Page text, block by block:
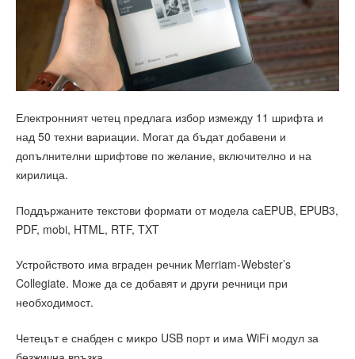
Електронният четец предлага избор измежду 11 шрифта и
над 50 техни вариации. Могат да бъдат добавени и
допълнителни шрифтове по желание, включително и на
кирилица.
Поддържаните текстови формати от модела саEPUB, EPUB3,
PDF, mobi, HTML, RTF, TXT
Устройството има вграден речник Merriam-Webster’s
Collegiate. Може да се добавят и други речници при
необходимост.
Четецът е снабден с микро USB порт и има WiFi модул за